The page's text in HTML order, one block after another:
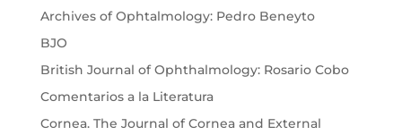
Archives of Ophtalmology: Pedro Beneyto
BJO
British Journal of Ophthalmology: Rosario Cobo
Comentarios a la Literatura
Cornea. The Journal of Cornea and External